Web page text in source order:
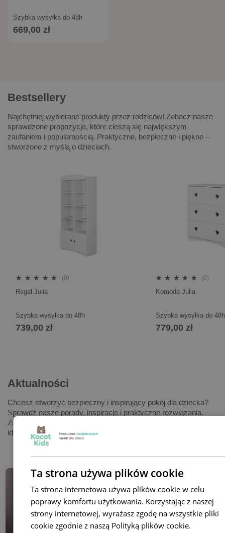
Szybka wysyłka do 48h
669,00 zł
Bestsellery
Najchętniej wybierane produkty przez rodziców! Zobacz nasze
sprawdzone propozycje, które cieszą się największym
zaufaniem i popularnością. Praktyczne, bezpieczne i piękne –
stworzone z myślą o dzieciach.
(0)
Regał Julia
Szybka wysyłka do 48h
739,00 zł
(0)
Komoda Julia
Szybka wysyłka do 48h
779,00 zł
Aktualności
Chcesz stworzyć bezpieczny i inspirujący pokój dla dziecka?
Sprawdź nasze porady, inspiracje i praktyczne rozwiązania.
Znajdziesz tu wszystko, czego potrzebujesz, by urządzić
idealną przestrzeń dla swojej pociechy.
Ta strona używa plików cookie
Ta strona internetowa używa plików cookie w celu
poprawy komfortu użytkowania. Korzystając z naszej
strony internetowej, wyrażasz zgodę na wszystkie pliki
cookie zgodnie z naszą Polityką plików cookie.